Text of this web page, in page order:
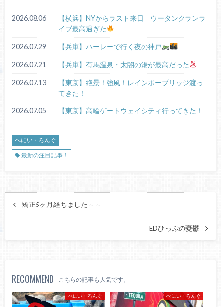
2026.08.06
【横浜】NYからラスト来日！ウータンクランラ
イブ最高過ぎた
2026.07.29 【兵庫】ハーレーで行く夜の神戸
2026.07.21 【兵庫】有馬温泉・太閤の湯が最高だった
2026.07.13
【東京】絶景！強風！レインボーブリッジ渡っ
てきた！
2026.07.05 【東京】高輪ゲートウェイシティ行ってきた！
ぺにい・ろんぐ
最新の注目記事！
矯正5ヶ月経ちました～～
EDひっぷの憂鬱
RECOMMEND こちらの記事も人気です。
ぺにい・ろんぐ ぺにい・ろんぐ